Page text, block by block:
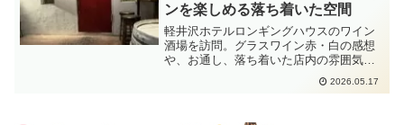
ンを楽しめる落ち着いた空間
軽井沢ホテルロンギングハウスのワイン
酒場を訪問。グラスワイン赤・白の感想
や、お通し、落ち着いた店内の雰囲気を
2026.05.17